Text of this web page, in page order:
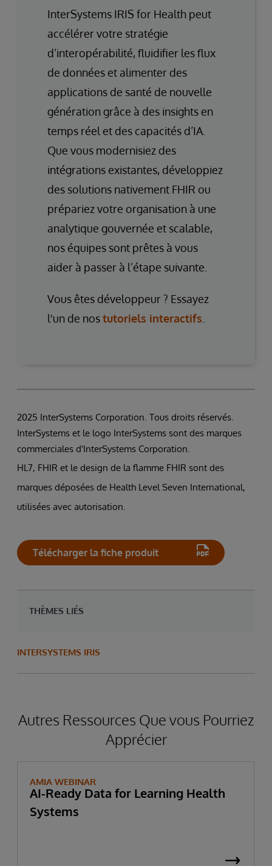
InterSystems IRIS for Health peut
accélérer votre stratégie
d’interopérabilité, fluidifier les flux
de données et alimenter des
applications de santé de nouvelle
génération grâce à des insights en
temps réel et des capacités d’IA.
Que vous modernisiez des
intégrations existantes, développiez
des solutions nativement FHIR ou
prépariez votre organisation à une
analytique gouvernée et scalable,
nos équipes sont prêtes à vous
aider à passer à l’étape suivante.
Vous êtes développeur ? Essayez
l'un de nostutoriels interactifs
2025 InterSystems Corporation. Tous droits réservés.
InterSystems et le logo InterSystems sont des marques
commerciales d'InterSystems Corporation.
HL7, FHIR et le design de la flamme FHIR sont des
marques déposées de Health Level Seven International,
utilisées avec autorisation.
Télécharger la fiche produit
THÈMES LIÉS
INTERSYSTEMS IRIS
Autres Ressources Que vous Pourriez
Apprécier
AMIA WEBINAR
AI-Ready Data for Learning Health
Systems